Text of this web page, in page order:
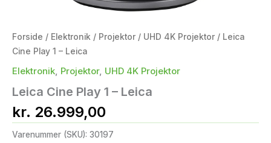
Forside / Elektronik / Projektor / UHD 4K Projektor / Leica
Cine Play 1 – Leica
Elektronik, Projektor, UHD 4K Projektor
Leica Cine Play 1 – Leica
kr. 26.999,00
Varenummer (SKU): 30197